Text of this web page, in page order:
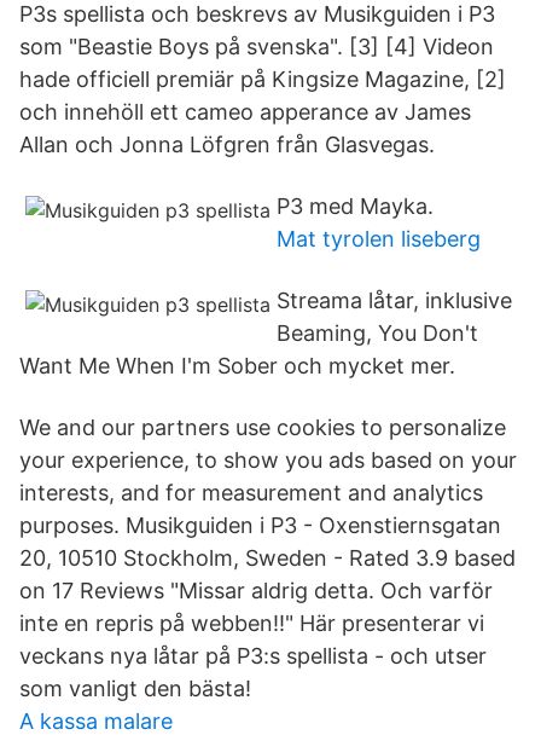
P3s spellista och beskrevs av Musikguiden i P3
som "Beastie Boys på svenska". [3] [4] Videon
hade officiell premiär på Kingsize Magazine, [2]
och innehöll ett cameo apperance av James
Allan och Jonna Löfgren från Glasvegas.
P3 med Mayka.
Mat tyrolen liseberg
Streama låtar, inklusive
Beaming, You Don't
Want Me When I'm Sober och mycket mer.
We and our partners use cookies to personalize
your experience, to show you ads based on your
interests, and for measurement and analytics
purposes. Musikguiden i P3 - Oxenstiernsgatan
20, 10510 Stockholm, Sweden - Rated 3.9 based
on 17 Reviews "Missar aldrig detta. Och varför
inte en repris på webben!!" Här presenterar vi
veckans nya låtar på P3:s spellista - och utser
som vanligt den bästa!
A kassa malare